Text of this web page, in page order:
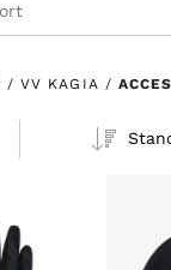
/ VV KAGIA /